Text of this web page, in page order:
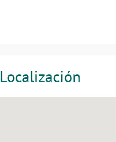
Localización